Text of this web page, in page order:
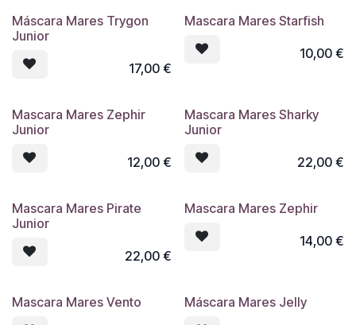
ofrecer un precio sorprendente
competitivo.
sistema garantiza una buena
visibilidad en todas direcciones.
Máscara Mares Trygon
Junior
17,00€
Mascara Mares Starfish
10,00€
Mascara Mares Zephir
Junior
12,00€
Mascara Mares Sharky
Junior
22,00€
Mascara Mares Pirate
Junior
22,00€
Mascara Mares Zephir
14,00€
Mascara Mares Vento Máscara Mares Jelly